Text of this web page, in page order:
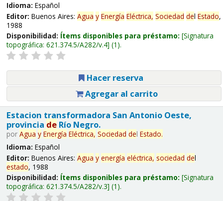
Idioma: Español
Editor: Buenos Aires: Agua y Energía Eléctrica, Sociedad del Estado,
1988
Disponibilidad: Ítems disponibles para préstamo: Signatura
topográfica: 621.374.5/A282/v.4 (1).
Hacer reserva
Agregar al carrito
Estacion transformadora San Antonio Oeste,
provincia deRío Negro.
por Agua y Energía Eléctrica, Sociedad del Estado.
Idioma: Español
Editor: Buenos Aires: Agua y energía eléctrica, sociedad del
estado, 1988
Disponibilidad: Ítems disponibles para préstamo: Signatura
topográfica: 621.374.5/A282/v.3 (1).